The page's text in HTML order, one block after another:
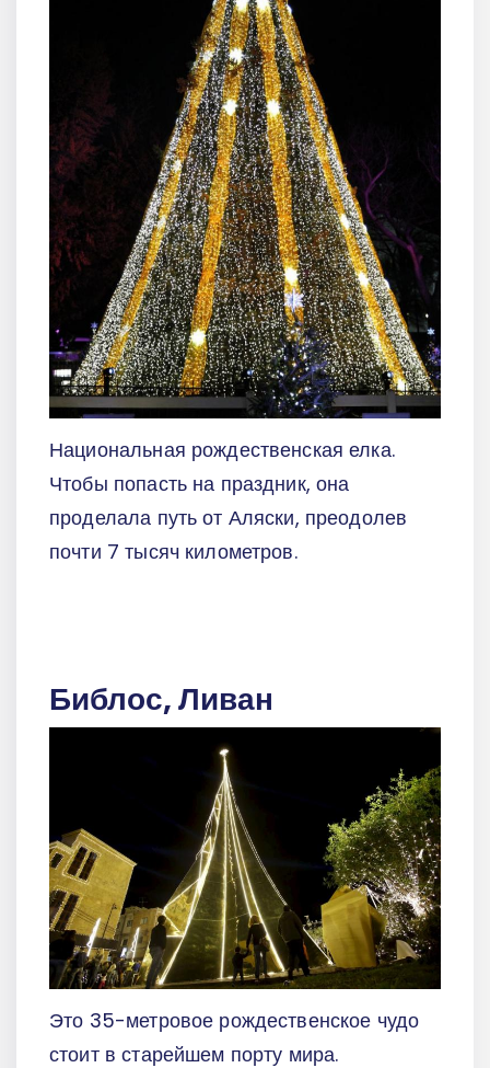
Национальная рождественская елка.
Чтобы попасть на праздник, она
проделала путь от Аляски, преодолев
почти 7 тысяч километров.
Библос, Ливан
Это 35-метровое рождественское чудо
стоит в старейшем порту мира.